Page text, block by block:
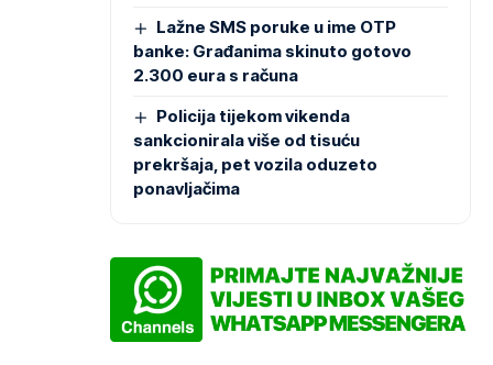
Lažne SMS poruke u ime OTP
banke: Građanima skinuto gotovo
2.300 eura s računa
Policija tijekom vikenda
sankcionirala više od tisuću
prekršaja, pet vozila oduzeto
ponavljačima